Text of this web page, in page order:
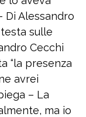
Alessandro
sulle
Cecchi
“la presenza
avrei
– La
ma io